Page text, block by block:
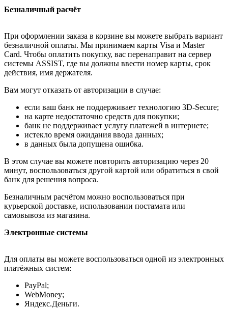
Безналичный расчёт
При оформлении заказа в корзине вы можете выбрать вариант
безналичной оплаты. Мы принимаем карты Visa и Master
Card. Чтобы оплатить покупку, вас перенаправит на сервер
системы ASSIST, где вы должны ввести номер карты, срок
действия, имя держателя.
Вам могут отказать от авторизации в случае:
если ваш банк не поддерживает технологию 3D-Secure;
на карте недостаточно средств для покупки;
банк не поддерживает услугу платежей в интернете;
истекло время ожидания ввода данных;
в данных была допущена ошибка.
В этом случае вы можете повторить авторизацию через 20
минут, воспользоваться другой картой или обратиться в свой
банк для решения вопроса.
Безналичным расчётом можно воспользоваться при
курьерской доставке, использовании постамата или
самовывоза из магазина.
Электронные системы
Для оплаты вы можете воспользоваться одной из электронных
платёжных систем:
PayPal;
WebMoney;
Яндекс.Деньги.